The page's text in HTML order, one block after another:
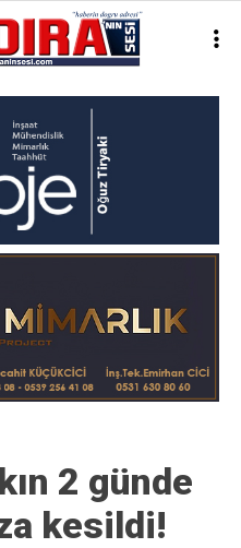
2 günde
kesildi!